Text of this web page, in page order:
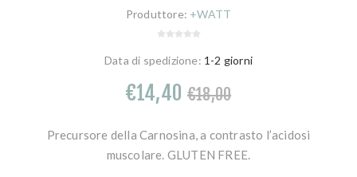
Produttore: +WATT
Data di spedizione: 1-2 giorni
€14,40 €18,00
Precursore della Carnosina, a contrasto l’acidosi
muscolare. GLUTEN FREE.